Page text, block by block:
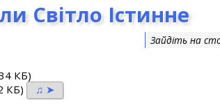
Світло Істинне
Зайдіть на
КБ)
КБ) ♫ ➤